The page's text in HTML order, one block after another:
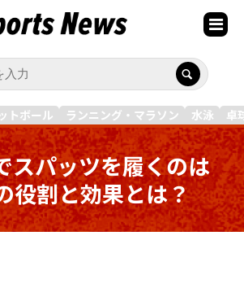
トボール ランニング・マラソン 水泳 卓
スパッツを履くのは
役割と効果とは？